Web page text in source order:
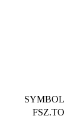
SYMBOL
FSZ.TO